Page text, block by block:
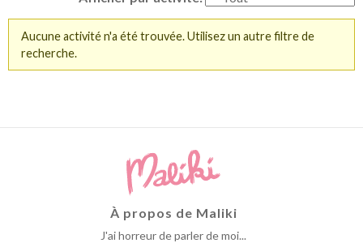
Aucune activité n'a été trouvée. Utilisez un autre filtre de
recherche.
À propos de Maliki
J'ai horreur de parler de moi...